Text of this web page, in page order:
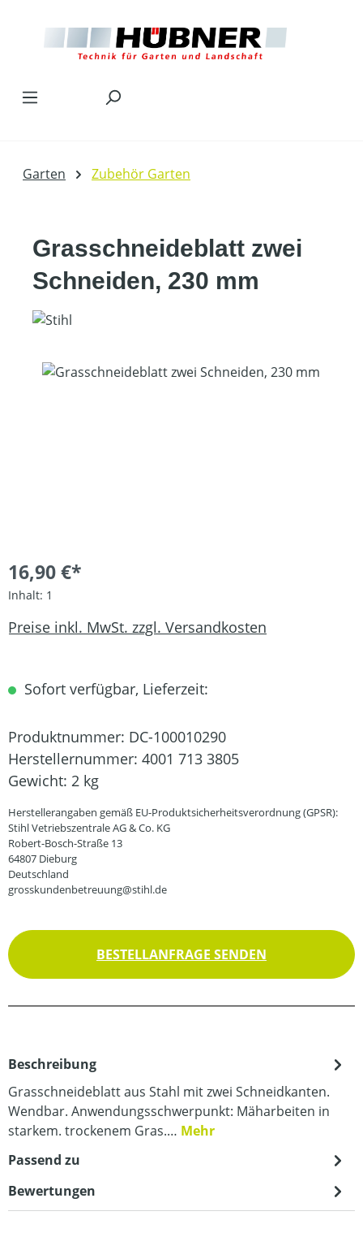
Garten Zubehör Garten
Grasschneideblatt zwei
Schneiden, 230 mm
Bildergalerie überspringen
16,90 €*
Inhalt: 1
Preise inkl. MwSt. zzgl. Versandkosten
Sofort verfügbar, Lieferzeit:
Produktnummer: DC-100010290
Herstellernummer: 4001 713 3805
Gewicht: 2 kg
Herstellerangaben gemäß EU-Produktsicherheitsverordnung (GPSR):
Stihl Vetriebszentrale AG & Co. KG
Robert-Bosch-Straße 13
64807 Dieburg
Deutschland
grosskundenbetreuung@stihl.de
BESTELLANFRAGE SENDEN
Beschreibung
Grasschneideblatt aus Stahl mit zwei Schneidkanten.
Wendbar. Anwendungsschwerpunkt: Mäharbeiten in
starkem. trockenem Gras.… Mehr
Passend zu
Bewertungen